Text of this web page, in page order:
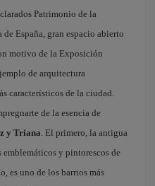
Patrimonio de la
España, gran espacio abierto
motivo de la Exposición
de arquitectura
característicos de la ciudad.
de la esencia de
y Triana. El primero, la antigua
y pintorescos de
es uno de los barrios más